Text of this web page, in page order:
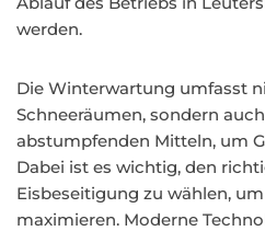
werden.
Die Winterwartung umfasst
Schneeräumen, sondern
abstumpfenden Mitteln, um
Dabei ist es wichtig, den
Eisbeseitigung zu wählen,
maximieren. Moderne